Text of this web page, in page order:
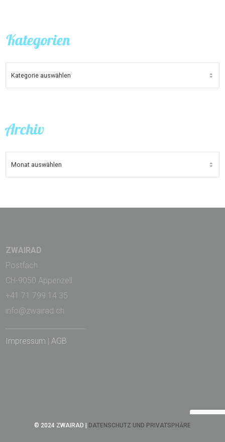
Kategorien
KATEGORIEN
Archiv
ARCHIV
ZWAIRAD
Postfach
CH-9050 Appenzell
+41 71 799 14 35
info@zwairad.ch
Impressum |AGB
© 2024 ZWAIRAD | DATENSCHUTZ UND PRIVATSPHÄRE